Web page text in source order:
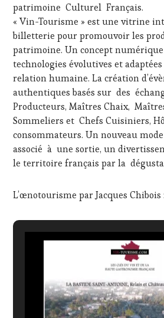
patrimoine Culturel Français.
« Vin-Tourisme » est une vitrine
billetterie pour promouvoir les
patrimoine. Un concept numérique
technologies évolutives et
relation humaine. La création
authentiques basés sur des
Producteurs, Maîtres Chaix,
Sommeliers et Chefs Cuisiniers,
consommateurs. Un nouveau
associé à une sortie, un
le territoire français par la
L’œnotourisme par Jacques Chibois